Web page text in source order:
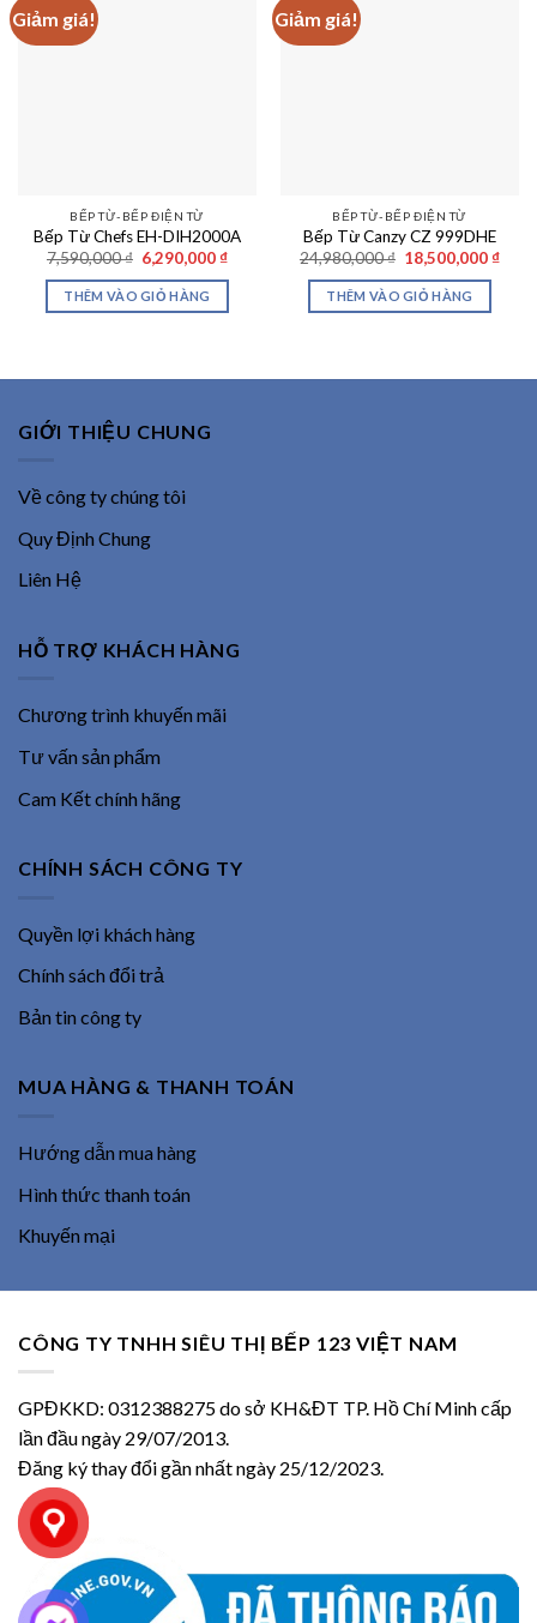
Giảm giá!
BẾP TỪ-BẾP ĐIỆN TỪ
Bếp Từ Chefs EH-DIH2000A
7,590,000₫ Giá
gốc
là:
7,590,000 ₫.
6,290,000 ₫Giá
6,290,000 ₫.
THÊM VÀO GIỎ HÀNG
Giảm giá!
BẾP TỪ-BẾP ĐIỆN TỪ
Bếp Từ Canzy CZ 999DHE
24,980,000₫ Giá
gốc
là:
24,980,000 ₫.
18,500,000 ₫Giá
THÊM VÀO GIỎ HÀNG
GIỚI THIỆU CHUNG
Về công ty chúng tôi
Quy Định Chung
Liên Hệ
HỖ TRỢ KHÁCH HÀNG
Chương trình khuyến mãi
Tư vấn sản phẩm
Cam Kết chính hãng
CHÍNH SÁCH CÔNG TY
Quyền lợi khách hàng
Chính sách đổi trả
Bản tin công ty
MUA HÀNG & THANH TOÁN
Hướng dẫn mua hàng
Hình thức thanh toán
Khuyến mại
CÔNG TY TNHH SIÊU THỊ BẾP 123 VIỆT NAM
GPĐKKD: 0312388275 do sở KH&ĐT TP. Hồ Chí Minh cấp
lần đầu ngày 29/07/2013.
Đăng ký thay đổi gần nhất ngày 25/12/2023.